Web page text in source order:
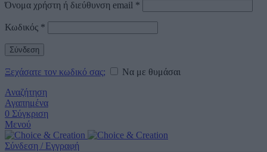
Όνομα χρήστη ή διεύθυνση email *
Κωδικός *
Σύνδεση
Ξεχάσατε τον κωδικό σας;
Να με θυμάσαι
Αναζήτηση
Αγαπημένα
0 Σύγκριση
Μενού
Σύνδεση / Εγγραφή